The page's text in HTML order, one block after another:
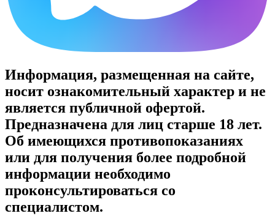
Информация, размещенная на сайте,
носит ознакомительный характер и не
является публичной офертой.
Предназначена для лиц старше 18 лет.
Об имеющихся противопоказаниях
или для получения более подробной
информации необходимо
проконсультироваться со
специалистом.